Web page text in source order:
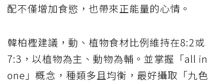
配不僅增加食慾，也帶來正能量的心情。
韓柏檉建議，動、植物食材比例維持在8:2或
7:3，以植物為主、動物為輔。並掌握「all in
one」概念，種類多且均衡，最好攝取「九色